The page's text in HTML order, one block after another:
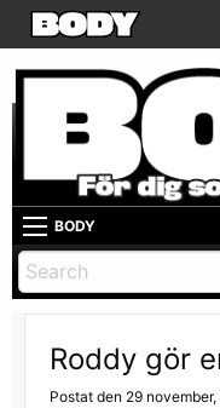
BODY
Roddy gör
Postat den 29